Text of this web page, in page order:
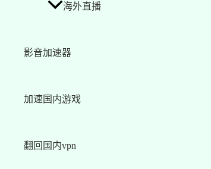
海外直播
影音加速器
加速国内游戏
翻回国内vpn